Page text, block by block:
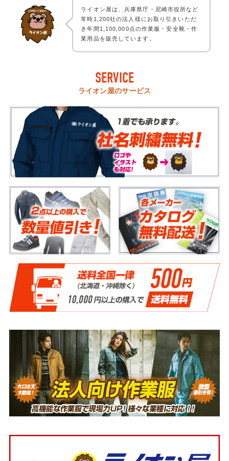
ライオン屋は、兵庫県庁・尼崎市役所など
常時1,200社の法人様にお取り引きいただ
き年間1,100,000点の作業服・安全靴・作
業用品を販売しています。
SERVICE
ライオン屋のサービス